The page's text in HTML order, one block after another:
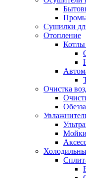
Сушилки
Отопление
Котлы
Очистка
Мойки